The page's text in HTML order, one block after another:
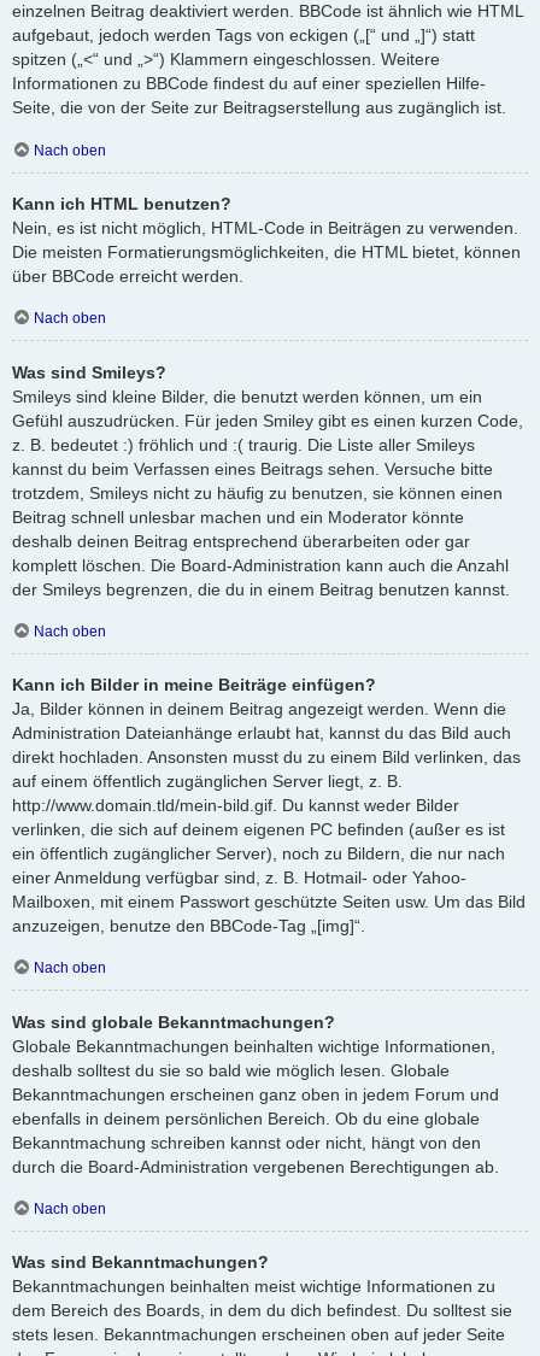
einzelnen Beitrag deaktiviert werden. BBCode ist ähnlich wie HTML
aufgebaut, jedoch werden Tags von eckigen („[“ und „]“) statt
spitzen („<“ und „>“) Klammern eingeschlossen. Weitere
Informationen zu BBCode findest du auf einer speziellen Hilfe-
Seite, die von der Seite zur Beitragserstellung aus zugänglich ist.
Nach oben
Kann ich HTML benutzen?
Nein, es ist nicht möglich, HTML-Code in Beiträgen zu verwenden.
Die meisten Formatierungsmöglichkeiten, die HTML bietet, können
über BBCode erreicht werden.
Nach oben
Was sind Smileys?
Smileys sind kleine Bilder, die benutzt werden können, um ein
Gefühl auszudrücken. Für jeden Smiley gibt es einen kurzen Code,
z. B. bedeutet :) fröhlich und :( traurig. Die Liste aller Smileys
kannst du beim Verfassen eines Beitrags sehen. Versuche bitte
trotzdem, Smileys nicht zu häufig zu benutzen, sie können einen
Beitrag schnell unlesbar machen und ein Moderator könnte
deshalb deinen Beitrag entsprechend überarbeiten oder gar
komplett löschen. Die Board-Administration kann auch die Anzahl
der Smileys begrenzen, die du in einem Beitrag benutzen kannst.
Nach oben
Kann ich Bilder in meine Beiträge einfügen?
Ja, Bilder können in deinem Beitrag angezeigt werden. Wenn die
Administration Dateianhänge erlaubt hat, kannst du das Bild auch
direkt hochladen. Ansonsten musst du zu einem Bild verlinken, das
auf einem öffentlich zugänglichen Server liegt, z. B.
http://www.domain.tld/mein-bild.gif. Du kannst weder Bilder
verlinken, die sich auf deinem eigenen PC befinden (außer es ist
ein öffentlich zugänglicher Server), noch zu Bildern, die nur nach
einer Anmeldung verfügbar sind, z. B. Hotmail- oder Yahoo-
Mailboxen, mit einem Passwort geschützte Seiten usw. Um das Bild
anzuzeigen, benutze den BBCode-Tag „[img]“.
Nach oben
Was sind globale Bekanntmachungen?
Globale Bekanntmachungen beinhalten wichtige Informationen,
deshalb solltest du sie so bald wie möglich lesen. Globale
Bekanntmachungen erscheinen ganz oben in jedem Forum und
ebenfalls in deinem persönlichen Bereich. Ob du eine globale
Bekanntmachung schreiben kannst oder nicht, hängt von den
durch die Board-Administration vergebenen Berechtigungen ab.
Nach oben
Was sind Bekanntmachungen?
Bekanntmachungen beinhalten meist wichtige Informationen zu
dem Bereich des Boards, in dem du dich befindest. Du solltest sie
stets lesen. Bekanntmachungen erscheinen oben auf jeder Seite